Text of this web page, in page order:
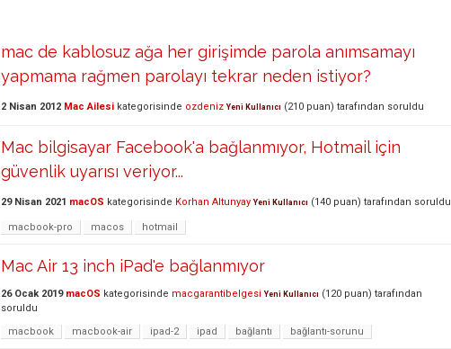
mac de kablosuz ağa her girişimde parola anımsamayı
yapmama rağmen parolayı tekrar neden istiyor?
2 Nisan 2012 Mac Ailesi kategorisinde ozdeniz Yeni Kullanıcı (210 puan) tarafından soruldu
Mac bilgisayar Facebook'a bağlanmıyor, Hotmail için
güvenlik uyarısı veriyor...
29 Nisan 2021 macOS kategorisinde Korhan Altunyay Yeni Kullanıcı (140 puan) tarafından soruldu
macbook-pro macos hotmail
Mac Air 13 inch iPad'e bağlanmıyor
26 Ocak 2019 macOS kategorisinde macgarantibelgesi Yeni Kullanıcı (120 puan) tarafından
soruldu
macbook
macbook-air ipad-2 ipad bağlantı bağlantı-sorunu